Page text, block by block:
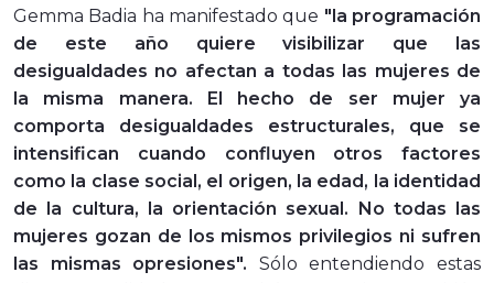
Gemma Badia ha manifestado que "la programación
de este año quiere visibilizar que las
desigualdades no afectan a todas las mujeres de
la misma manera. El hecho de ser mujer ya
comporta desigualdades estructurales, que se
intensifican cuando confluyen otros factores
como la clase social, el origen, la edad, la identidad
de la cultura, la orientación sexual. No todas las
mujeres gozan de los mismos privilegios ni sufren
las mismas opresiones". Sólo entendiendo estas